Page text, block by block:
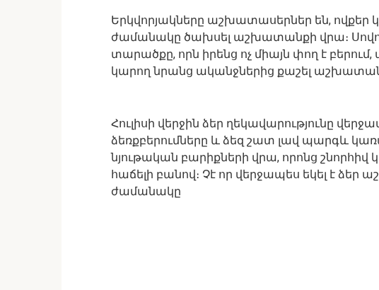
Երկվորյակները աշխատասերներ են, ովքեր
ժամանակը ծախսել աշխատանքի վրա։
տարածքը, որն իրենց ոչ միայն փող է բերում,
կարող նրանց ականջներից քաշել
Հուլիսի վերջին ձեր ղեկավարությունը
ձեռքբերումները և ձեզ շատ լավ պարգև
նյութական բարիքների վրա, որոնց շնորհիվ
հաճելի բանով։ Չէ որ վերջապես եկել է
ժամանակը